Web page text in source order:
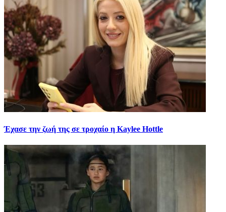
Έχασε την ζωή της σε τροχαίο η Kaylee Hottle